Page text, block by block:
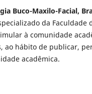
Buco-Maxilo-Facial,
da
à comunidade
ao hábito de publicar,
acadêmica.